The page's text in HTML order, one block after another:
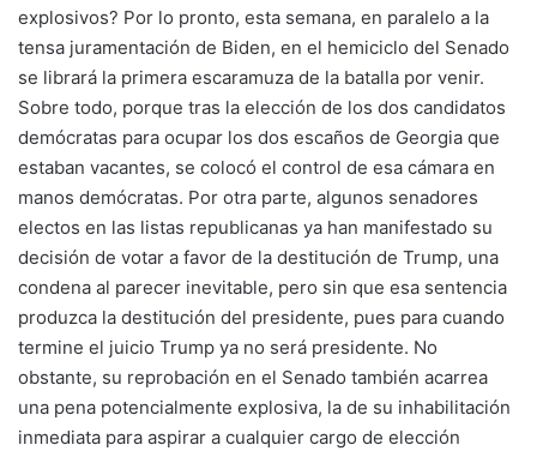
explosivos? Por lo pronto, esta semana, en paralelo a la
tensa juramentación de Biden, en el hemiciclo del Senado
se librará la primera escaramuza de la batalla por venir.
Sobre todo, porque tras la elección de los dos candidatos
demócratas para ocupar los dos escaños de Georgia que
estaban vacantes, se colocó el control de esa cámara en
manos demócratas. Por otra parte, algunos senadores
electos en las listas republicanas ya han manifestado su
decisión de votar a favor de la destitución de Trump, una
condena al parecer inevitable, pero sin que esa sentencia
produzca la destitución del presidente, pues para cuando
termine el juicio Trump ya no será presidente. No
obstante, su reprobación en el Senado también acarrea
una pena potencialmente explosiva, la de su inhabilitación
inmediata para aspirar a cualquier cargo de elección